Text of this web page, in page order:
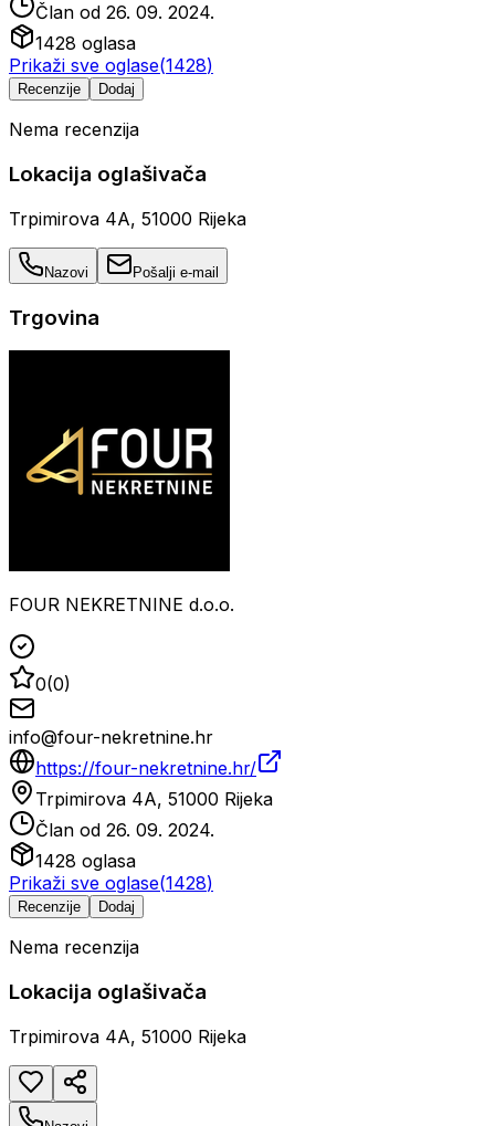
Član od 26. 09. 2024.
1428 oglasa
Prikaži sve oglase(1428)
Recenzije Dodaj
Nema recenzija
Lokacija oglašivača
Trpimirova 4A, 51000 Rijeka
Nazovi Pošalji e-mail
Trgovina
FOUR NEKRETNINE d.o.o.
0(0)
info@four-nekretnine.hr
https://four-nekretnine.hr/
Trpimirova 4A, 51000 Rijeka
Član od 26. 09. 2024.
1428 oglasa
Prikaži sve oglase(1428)
Recenzije Dodaj
Nema recenzija
Lokacija oglašivača
Trpimirova 4A, 51000 Rijeka